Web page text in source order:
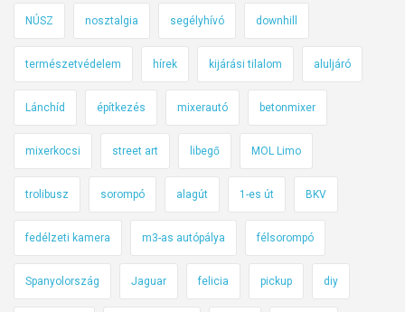
NÚSZ nosztalgia segélyhívó downhill
természetvédelem hírek kijárási tilalom aluljáró
Lánchíd építkezés mixerautó betonmixer
mixerkocsi street art libegő MOL Limo
trolibusz sorompó alagút 1-es út BKV
fedélzeti kamera m3-as autópálya félsorompó
Spanyolország Jaguar felicia pickup diy